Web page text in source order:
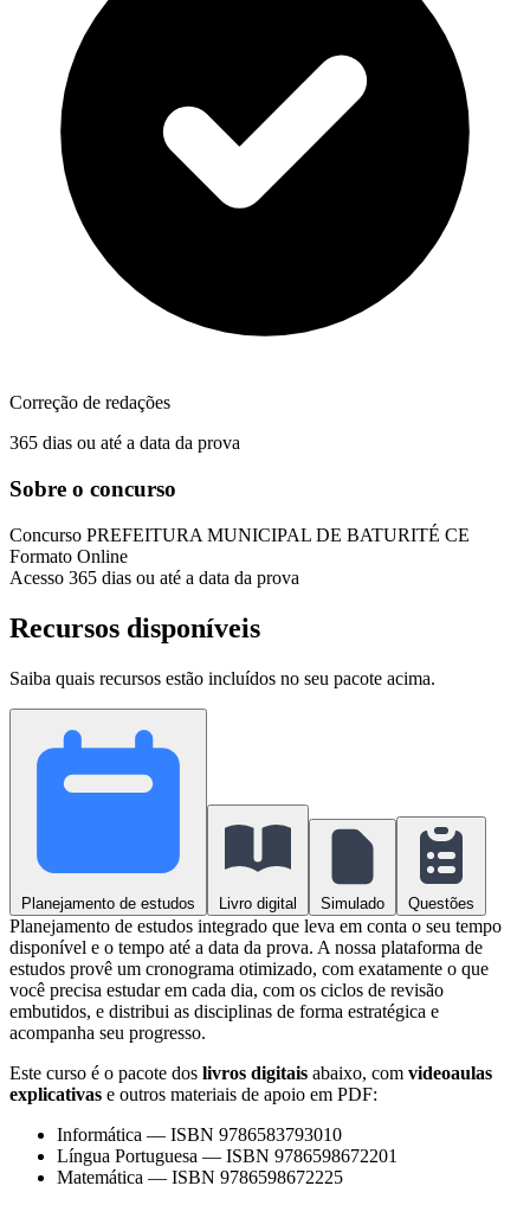
Correção de redações
365 dias ou até a data da prova
Sobre o concurso
Concurso PREFEITURA MUNICIPAL DE BATURITÉ CE
Formato Online
Acesso 365 dias ou até a data da prova
Recursos disponíveis
Saiba quais recursos estão incluídos no seu pacote acima.
Planejamento de estudos Livro digital Simulado Questões
Planejamento de estudos integrado que leva em conta o seu tempo
disponível e o tempo até a data da prova. A nossa plataforma de
estudos provê um cronograma otimizado, com exatamente o que
você precisa estudar em cada dia, com os ciclos de revisão
embutidos, e distribui as disciplinas de forma estratégica e
acompanha seu progresso.
Este curso é o pacote dos livros digitais abaixo, com videoaulas
explicativas e outros materiais de apoio em PDF:
Informática — ISBN 9786583793010
Língua Portuguesa — ISBN 9786598672201
Matemática — ISBN 9786598672225